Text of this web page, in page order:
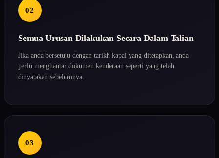
02
Semua Urusan Dilakukan Secara Dalam Talian
Jika anda bersetuju dengan tarikh kapal yang ditetapkan, anda
perlu menghantar dokumen kenderaan seperti yang telah
dinyatakan sebelumnya.
03